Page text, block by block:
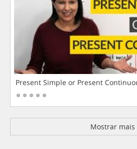
Present Simple or Present
Mostrar mais